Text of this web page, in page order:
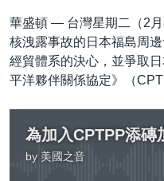
VOA 60秒 (國際)
美國專訊
視頻存檔
YOUTUBE頻道
時事經緯
新聞音頻
海外港人
港人港心
美國透視
建國史話
國語
關注我們
其他語言網站
華盛頓 — 台灣星期二（2
核洩露事故的日本福島周
經貿體系的決心，並爭取
平洋夥伴關係協定》（
by 美國之音